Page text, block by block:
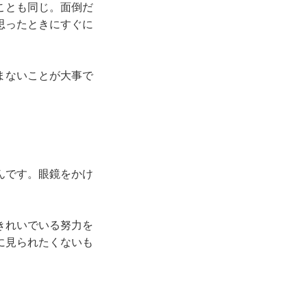
とも同じ。面倒だ
ったときにすぐに
ないことが大事で
です。眼鏡をかけ
れいでいる努力を
見られたくないも